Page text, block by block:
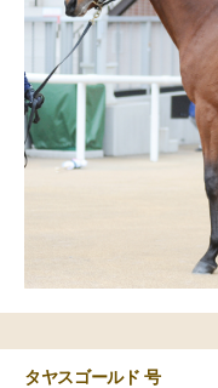
タヤスゴールド 号